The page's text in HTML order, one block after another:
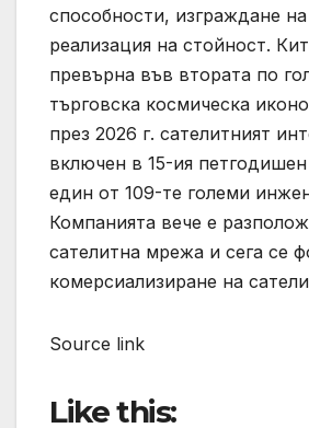
способности, изграждане
реализация на стойност.
превърна във втората по
търговска космическа
през 2026 г. сателитният
включен в 15-ия
един от 109-те големи
Компанията вече е
сателитна мрежа и сега се
комерсиализиране на
Source link
Like this: